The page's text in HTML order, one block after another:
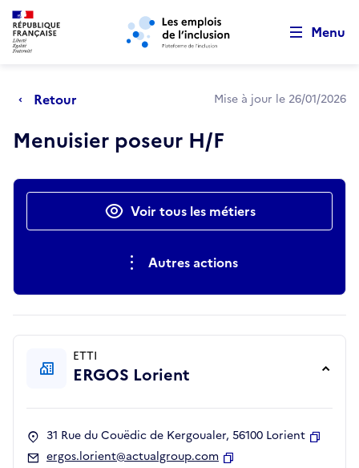
Aller au menu principal Aller au contenu principal
Menu
Retour Mise à jour le 26/01/2026
Menuisier poseur H/F
Actions rapidesVoir tous les métiers
Autres actions
ETTI
ERGOS Lorient
31 Rue du Couëdic de Kergoualer, 56100 Lorient
ergos.lorient@actualgroup.com
Retour au début de la page
Panneau de gestion des cookies